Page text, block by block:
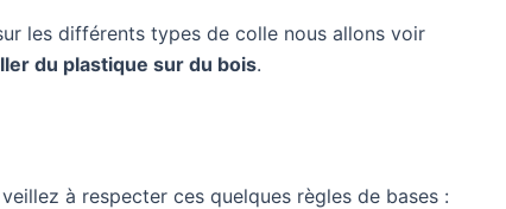
les différents types de colle nous allons voir
du plastique sur du bois.
à respecter ces quelques règles de bases :